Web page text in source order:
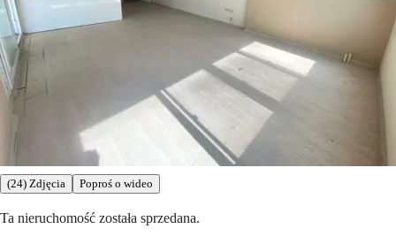
(24) Zdjęcia Poproś o wideo
Ta nieruchomość została sprzedana.